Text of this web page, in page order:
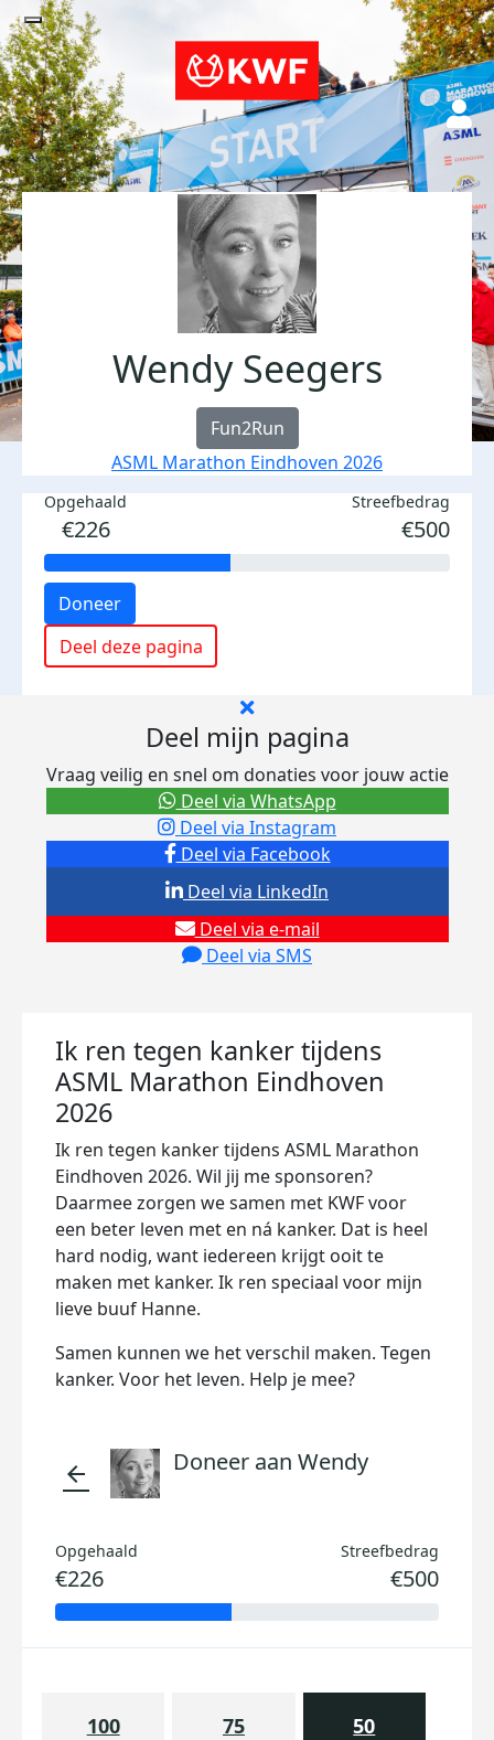
Wendy Seegers
Fun2Run
ASML Marathon Eindhoven 2026
Opgehaald
€226
Streefbedrag
€500
Doneer
Deel deze pagina
Deel mijn pagina
Vraag veilig en snel om donaties voor jouw actie
Deel via Facebook
Deel via Instagram
Deel via e-mail
Deel via SMS
Deel via LinkedIn
Deel via WhatsApp
Ik ren tegen kanker tijdens
ASML Marathon Eindhoven
2026
Ik ren tegen kanker tijdens ASML Marathon
Eindhoven 2026. Wil jij me sponsoren?
Daarmee zorgen we samen met KWF voor
een beter leven met en ná kanker. Dat is heel
hard nodig, want iedereen krijgt ooit te
maken met kanker. Ik ren speciaal voor mijn
lieve buuf Hanne.
Samen kunnen we het verschil maken. Tegen
kanker. Voor het leven. Help je mee?
arrow_back Doneer aan Wendy
Opgehaald
€226
Streefbedrag
€500
100 75 50